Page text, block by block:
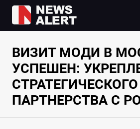
ВИЗИТ МОДИ В
УСПЕШЕН:
СТРАТЕГИЧЕСКОГО
ПАРТНЕРСТВА С